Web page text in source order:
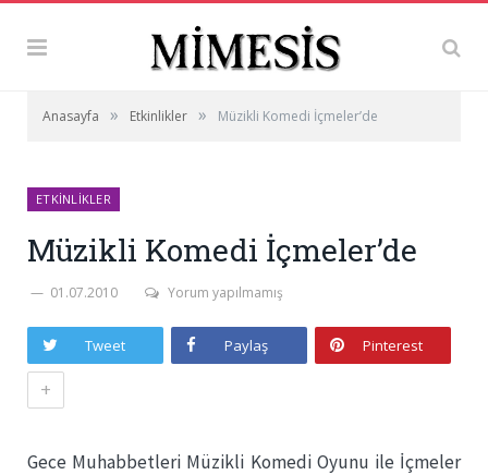
Anasayfa » Etkinlikler » Müzikli Komedi İçmeler’de
ETKINLIKLER
Müzikli Komedi İçmeler’de
01.07.2010 Yorum yapılmamış
Tweet Paylaş Pinterest
+
Gece Muhabbetleri Müzikli Komedi Oyunu ile İçmeler